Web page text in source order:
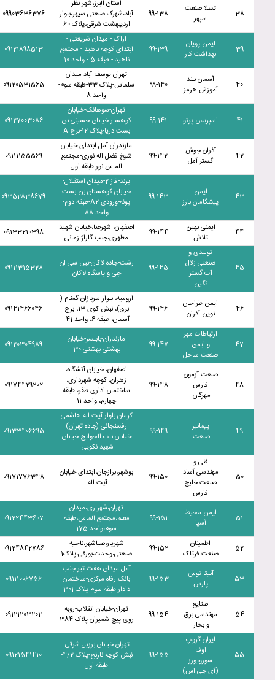
38
تسلا صنعت
سپهر
99-138
استان البرز،شهر نظر
آباد،شهرک صنعتی سپهر،بلوار
اردیبهشت شرقی،پلاک 60
09903636376
39
ایمن پویان
بهداشت کار
99-139
اراک - میدان شریعتی -
ابتدای کوچه ناهید - مجتمع
ناهید - طبقه 5 - واحد 10
09121898513
40
آسمان بلند
آموزش هرمز
99-140
تهران-یوسف آباد-میدان
سلماس-پلاک 33-طبقه سوم-
واحد 8
09120531565
41 اسپریس پرتو 99-141
تهران-سوهانک-خیابان
کوهسار-خیابان حسینی-بن
بست دریا-پلاک 12-برج A
09127003086
42
آذران جوش
گستر آمل
99-142
مازندران-آمل-ابتدای خیابان
شیخ فضل اله نوری-مجتمع
الماس نور-طبقه اول
09111155569
43
ایمن
پیشگامان بارز
99-143
پرند-فاز 2-میدان استقلال-
خیابان کوهستان-بن بست
پونه-ورودی A2-طبقه دوم-
واحد 88
09352838679
44
ایمنی بهین
تلاش
99-144
اصفهان، شهرضا،خیابان شهید
مطهری،جنب گاراژ زمانی
09133210398
45
تولیدی و
صنعتی زلال
آب گستر
نگین
99-145
رشت-جاده لاکان-بین سی ان
جی و پاسگاه لاکان
09111315328
46
ایمن طراحان
نوین آذران
99-146
ارومیه، بلوار سربازان گمنام (
برق)، نبش کوی 13، برج
آسمان، طبقه 6، واحد 41
09141466046
47
ارتباطات مهر
و ایمن
صنعت ساحل
99-147
مازندران-بابلسر-خیابان
بهشتی-بهشتی 30
09120304989
48
صنعت آزمون
فارس
مهرگان
99-148
اصفهان، خیابان آتشگاه،
زهران، کوچه شهرداری،
ساختمان اداری ظفر، طبقه
چهارم، واحد 11
09174429202
49
پیمانیر
صنعت
99-149
کرمان بلوار آیت اله هاشمی
رفسنجانی (جاده تهران)
خیابان باب الحوایج خیابان
شهید نکویی
09133406695
50
فنی و
مهندسی آساد
صنعت خلیج
فارس
99-150
بوشهر،برازجان،ابتدای خیابان
آیت اله
09171776348
51
ایمن محیط
آسیا
99-151
تهران،شهر ری،میدان
معلم،مجتمع الماس،طبقه
سوم،واحد 175
09122443607
52
اطمینان
صنعت فرتاک
99-152
شهریار،صباشهر،ناحیه
صنعتی،وحدت،بورقی،پلاک1
09124842786
53
آنیتا توس
پارس
99-153
آمل-میدان هفت تیر-جنب
بانک رفاه مرکزی-ساختمان
دادار-طبقه سوم-پلاک 301
09111006756
54
صنایع
مهندسی برق
و بخار
99-154
تهران-خیابان انقلاب-روبه
روی پیچ شمیران-پلاک 384
09121203202
55
ایران گروپ
اوف
سورویورز
(آی.جی.اس)
99-155
تهران-خیابان برزیل شرقی-
نبش کوچه نارنج-پلاک 4/2-
طبقه اول
09121541410